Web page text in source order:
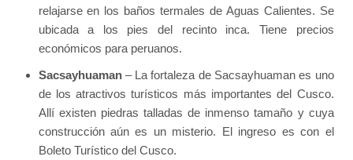
relajarse en los baños termales de Aguas Calientes. Se
ubicada a los pies del recinto inca. Tiene precios
económicos para peruanos.
Sacsayhuaman– La fortaleza de Sacsayhuaman es uno
de los atractivos turísticos más importantes del Cusco.
Allí existen piedras talladas de inmenso tamaño y cuya
construcción aún es un misterio. El ingreso es con el
Boleto Turístico del Cusco.